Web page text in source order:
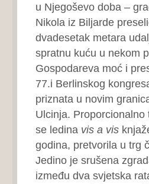
u Njegoševo doba –
Nikola iz Biljarde
dvadesetak metara
spratnu kuću u nekom
Gospodareva moć i
77.i Berlinskog
priznata u novim
Ulcinja.
se ledina vis a vis
godina, pretvorila u trg
Jedino je srušena
između dva svjetska